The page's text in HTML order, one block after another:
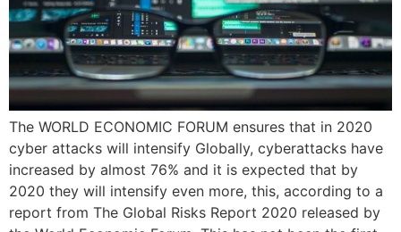
The WORLD ECONOMIC FORUM ensures that in 2020
cyber attacks will intensify Globally, cyberattacks have
increased by almost 76% and it is expected that by
2020 they will intensify even more, this, according to a
report from The Global Risks Report 2020 released by